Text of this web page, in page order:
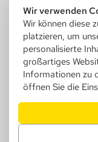
Wir verwenden
Wir können diese
platzieren, um
personalisierte
großartiges
Informationen zu
öffnen Sie die
Acti Tube